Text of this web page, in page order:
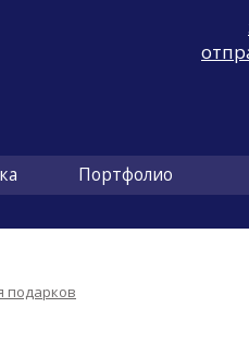
Портфолио
подарков